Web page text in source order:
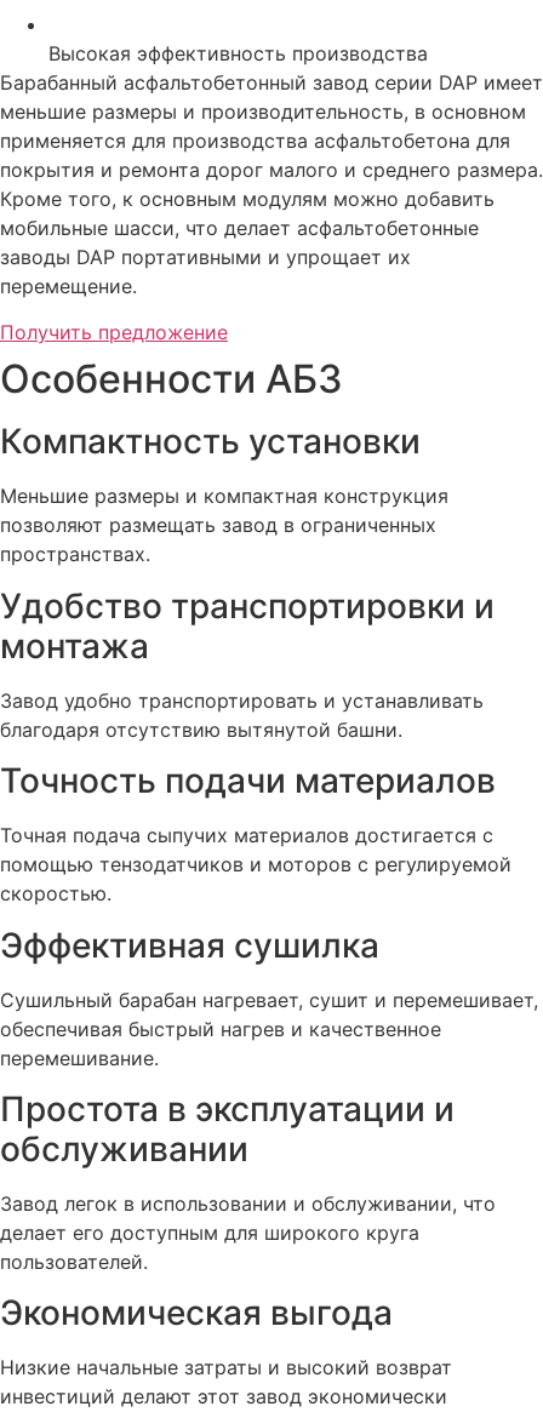
Высокая эффективность производства
Барабанный асфальтобетонный завод серии DAP имеет
меньшие размеры и производительность, в основном
применяется для производства асфальтобетона для
покрытия и ремонта дорог малого и среднего размера.
Кроме того, к основным модулям можно добавить
мобильные шасси, что делает асфальтобетонные
заводы DAP портативными и упрощает их
перемещение.
Получить предложение
Особенности АБЗ
Компактность установки
Меньшие размеры и компактная конструкция
позволяют размещать завод в ограниченных
пространствах.
Удобство транспортировки и
монтажа
Завод удобно транспортировать и устанавливать
благодаря отсутствию вытянутой башни.
Точность подачи материалов
Точная подача сыпучих материалов достигается с
помощью тензодатчиков и моторов с регулируемой
скоростью.
Эффективная сушилка
Сушильный барабан нагревает, сушит и перемешивает,
обеспечивая быстрый нагрев и качественное
перемешивание.
Простота в эксплуатации и
обслуживании
Завод легок в использовании и обслуживании, что
делает его доступным для широкого круга
пользователей.
Экономическая выгода
Низкие начальные затраты и высокий возврат
инвестиций делают этот завод экономически